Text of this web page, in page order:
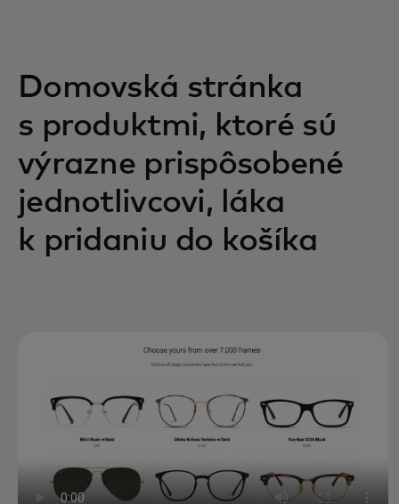
Domovská stránka
s produktmi, ktoré sú
výrazne prispôsobené
jednotlivcovi, láka
k pridaniu do košíka